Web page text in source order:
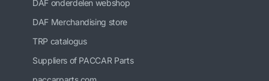
DAF onderdelen webshop
DAF Merchandising store
TRP catalogus
Suppliers of PACCAR Parts